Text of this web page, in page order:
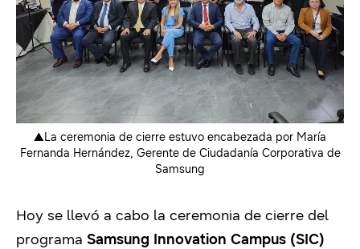
▲La ceremonia de cierre estuvo encabezada por María
Fernanda Hernández, Gerente de Ciudadanía Corporativa de
Samsung
Hoy se llevó a cabo la ceremonia de cierre del
programa Samsung Innovation Campus (SIC)